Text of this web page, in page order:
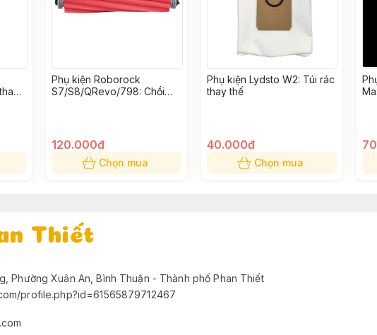
Phụ kiện Roborock
S7/S8/QRevo/798: Chổi
120.000đ
Chọn mua
Phụ kiện Lydsto W2: Túi rác
thay thế
40.000đ
Chọn mua
Thiết
Phường Xuân An, Bình Thuận - Thành phố Phan Thiết
profile.php?id=61565879712467